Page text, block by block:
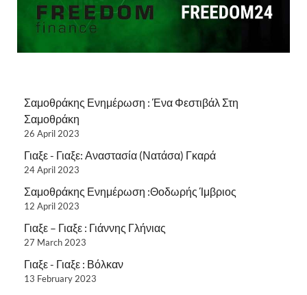
Σαμοθράκης Ενημέρωση : Ένα Φεστιβάλ Στη
Σαμοθράκη
26 April 2023
Γιαξε - Γιαξε: Αναστασία (Νατάσα) Γκαρά
24 April 2023
Σαμοθράκης Ενημέρωση :Θοδωρής Ίμβριος
12 April 2023
Γιαξε – Γιαξε : Γιάννης Γλήνιας
27 March 2023
Γιαξε - Γιαξε : Βόλκαν
13 February 2023